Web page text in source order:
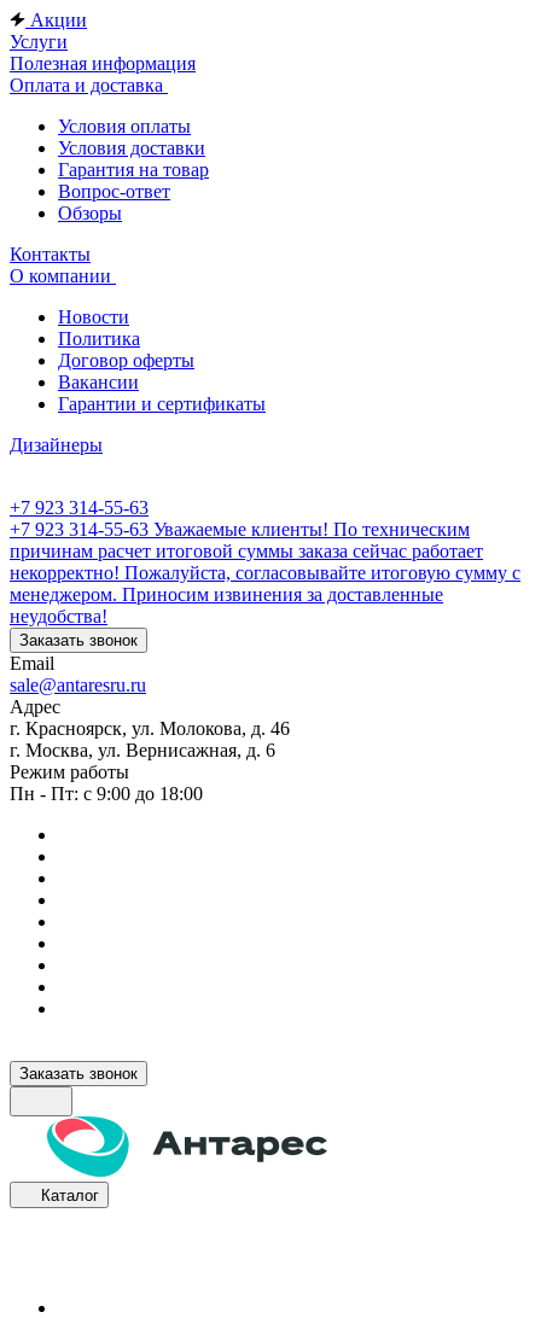
Акции
Услуги
Полезная информация
Оплата и доставка
Условия оплаты
Условия доставки
Гарантия на товар
Вопрос-ответ
Обзоры
Контакты
О компании
Новости
Политика
Договор оферты
Вакансии
Гарантии и сертификаты
Дизайнеры
+7 923 314-55-63
+7 923 314-55-63 Уважаемые клиенты! По техническим
причинам расчет итоговой суммы заказа сейчас работает
некорректно! Пожалуйста, согласовывайте итоговую сумму с
менеджером. Приносим извинения за доставленные
неудобства!
Заказать звонок
Email
sale@antaresru.ru
Адрес
г. Красноярск, ул. Молокова, д. 46
г. Москва, ул. Вернисажная, д. 6
Режим работы
Пн - Пт: с 9:00 до 18:00
Заказать звонок
Каталог